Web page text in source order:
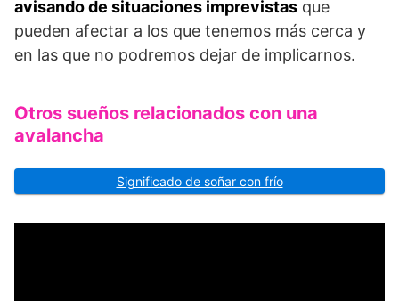
avisando de situaciones imprevistas que
pueden afectar a los que tenemos más cerca y
en las que no podremos dejar de implicarnos.
Otros sueños relacionados con una
avalancha
Significado de soñar con frío